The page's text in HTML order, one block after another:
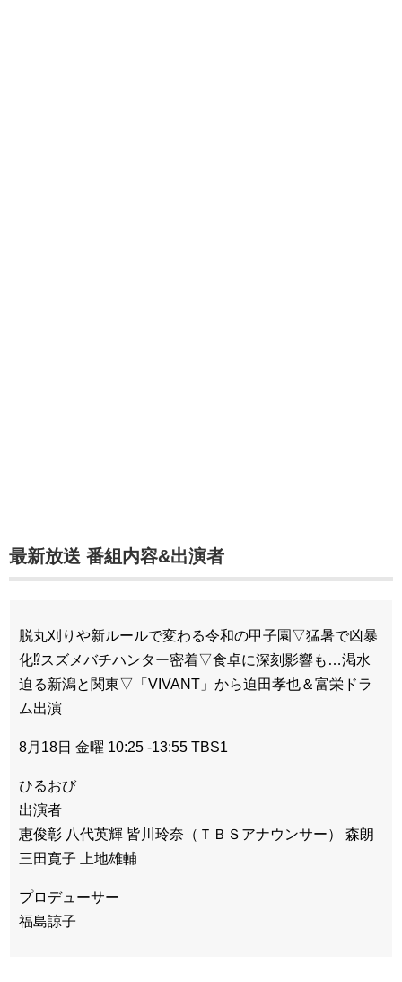
最新放送 番組内容&出演者
脱丸刈りや新ルールで変わる令和の甲子園▽猛暑で凶暴
化⁉スズメバチハンター密着▽食卓に深刻影響も…渇水
迫る新潟と関東▽「VIVANT」から迫田孝也＆富栄ドラ
ム出演
8月18日 金曜 10:25 -13:55 TBS1
ひるおび
出演者
恵俊彰 八代英輝 皆川玲奈（ＴＢＳアナウンサー） 森朗
三田寛子 上地雄輔
プロデューサー
福島諒子